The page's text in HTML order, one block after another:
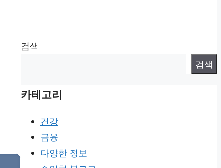
검색
검색
카테고리
건강
금융
다양한 정보